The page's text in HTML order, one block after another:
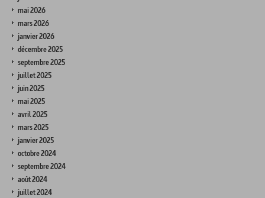
mai 2026
mars 2026
janvier 2026
décembre 2025
septembre 2025
juillet 2025
juin 2025
mai 2025
avril 2025
mars 2025
janvier 2025
octobre 2024
septembre 2024
août 2024
juillet 2024